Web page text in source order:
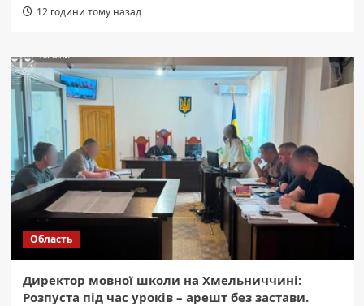
12 години тому назад
Область
Директор мовної школи на Хмельниччині:
Розпуста під час уроків – арешт без застави.